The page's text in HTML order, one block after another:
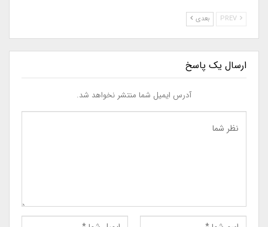
بعدی
ارسال یک پاسخ
آدرس ایمیل شما منتشر نخواهد شد.